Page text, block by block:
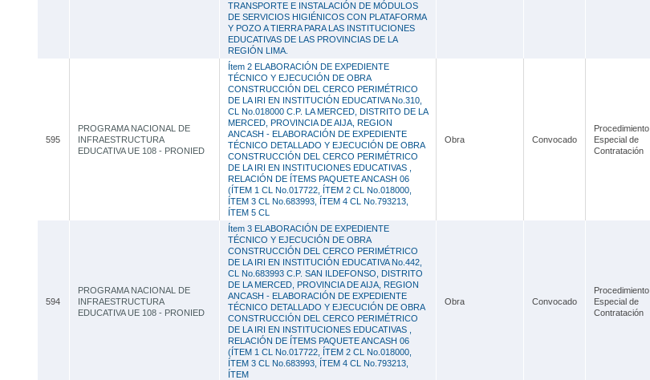
TRANSPORTE E INSTALACIÓN DE MÓDULOS
DE SERVICIOS HIGIÉNICOS CON PLATAFORMA
Y POZO A TIERRA PARA LAS INSTITUCIONES
EDUCATIVAS DE LAS PROVINCIAS DE LA
REGIÓN LIMA.
595
PROGRAMA NACIONAL DE
INFRAESTRUCTURA
EDUCATIVA UE 108 - PRONIED
Ítem 2 ELABORACIÓN DE EXPEDIENTE
TÉCNICO Y EJECUCIÓN DE OBRA
CONSTRUCCIÓN DEL CERCO PERIMÉTRICO
DE LA IRI EN INSTITUCIÓN EDUCATIVA No.310,
CL No.018000 C.P. LA MERCED, DISTRITO DE LA
MERCED, PROVINCIA DE AIJA, REGION
ANCASH - ELABORACIÓN DE EXPEDIENTE
TÉCNICO DETALLADO Y EJECUCIÓN DE OBRA
CONSTRUCCIÓN DEL CERCO PERIMÉTRICO
DE LA IRI EN INSTITUCIONES EDUCATIVAS ,
RELACIÓN DE ÍTEMS PAQUETE ANCASH 06
(ÍTEM 1 CL No.017722, ÍTEM 2 CL No.018000,
ÍTEM 3 CL No.683993, ÍTEM 4 CL No.793213,
ÍTEM 5 CL
Obra Convocado
Procedimiento
Especial de
Contratación
594
PROGRAMA NACIONAL DE
INFRAESTRUCTURA
EDUCATIVA UE 108 - PRONIED
Ítem 3 ELABORACIÓN DE EXPEDIENTE
TÉCNICO Y EJECUCIÓN DE OBRA
CONSTRUCCIÓN DEL CERCO PERIMÉTRICO
DE LA IRI EN INSTITUCIÓN EDUCATIVA No.442,
CL No.683993 C.P. SAN ILDEFONSO, DISTRITO
DE LA MERCED, PROVINCIA DE AIJA, REGION
ANCASH - ELABORACIÓN DE EXPEDIENTE
TÉCNICO DETALLADO Y EJECUCIÓN DE OBRA
CONSTRUCCIÓN DEL CERCO PERIMÉTRICO
DE LA IRI EN INSTITUCIONES EDUCATIVAS ,
RELACIÓN DE ÍTEMS PAQUETE ANCASH 06
(ÍTEM 1 CL No.017722, ÍTEM 2 CL No.018000,
ÍTEM 3 CL No.683993, ÍTEM 4 CL No.793213,
ÍTEM
Obra Convocado
Procedimiento
Especial de
Contratación